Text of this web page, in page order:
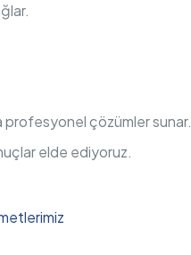
profesyonel çözümler sunar.
elde ediyoruz.